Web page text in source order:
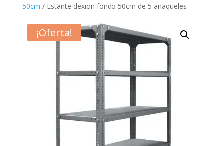
50cm / Estante dexion fondo 50cm de 5 anaqueles
¡Oferta!